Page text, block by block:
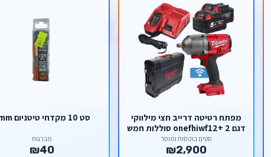
מפתח רטיטה דרייב חצי מילווקי
דגם onefhiwf12+ 2 סוללות חמש
אמפר + מטען מהיר
סטים בוקסות ומוסך
₪2,900
סט 10 מקדחי טיטניום 4mm
מברגות
₪40